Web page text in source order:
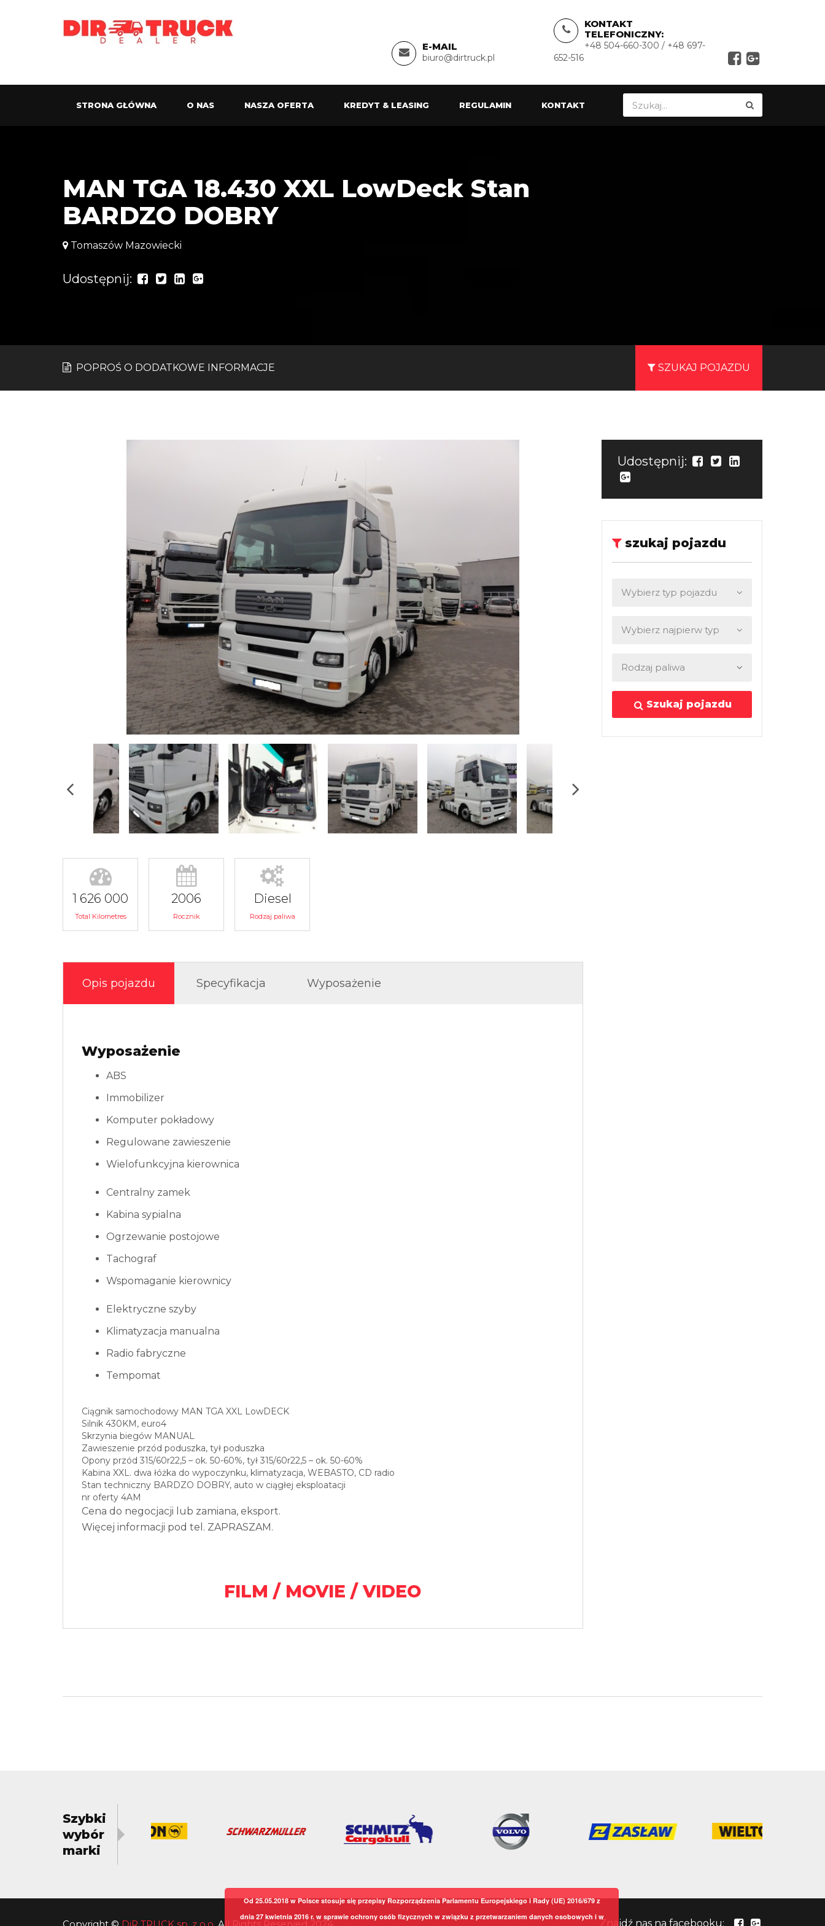
E-MAIL
biuro@dirtruck.pl
KONTAKT
TELEFONICZNY:
+48 504-660-300 / +48 697-
652-516
STRONA GŁÓWNA O NAS NASZA OFERTA KREDYT & LEASING REGULAMIN KONTAKT
MAN TGA 18.430 XXL LowDeck Stan
BARDZO DOBRY
Tomaszów Mazowiecki
Udostępnij:
SZUKAJ POJAZDU
POPROŚ O DODATKOWE INFORMACJE
1 626 000
Total Kilometres
2006
Rocznik
Diesel
Rodzaj paliwa
Opis pojazdu Specyfikacja Wyposażenie
Wyposażenie
ABS
Immobilizer
Komputer pokładowy
Regulowane zawieszenie
Wielofunkcyjna kierownica
Centralny zamek
Kabina sypialna
Ogrzewanie postojowe
Tachograf
Wspomaganie kierownicy
Elektryczne szyby
Klimatyzacja manualna
Radio fabryczne
Tempomat
Ciągnik samochodowy MAN TGA XXL LowDECK
Silnik 430KM, euro4
Skrzynia biegów MANUAL
Zawieszenie przód poduszka, tył poduszka
Opony przód 315/60r22,5 – ok. 50-60%, tył 315/60r22,5 – ok. 50-60%
Kabina XXL. dwa łóżka do wypoczynku, klimatyzacja, WEBASTO, CD radio
Stan techniczny BARDZO DOBRY, auto w ciągłej eksploatacji
nr oferty 4AM
Cena do negocjacji lub zamiana, eksport.
Więcej informacji pod tel. ZAPRASZAM.
FILM / MOVIE / VIDEO
Udostępnij:
szukaj pojazdu
Szukaj pojazdu
Szybki
wybór
marki
Znajdź nas na facebooku:
Od 25.05.2018 w Polsce stosuje się przepisy Rozporządzenia Parlamentu Europejskiego i Rady (UE) 2016/679 z
dnia 27 kwietnia 2016 r. w sprawie ochrony osób fizycznych w związku z przetwarzaniem danych osobowych i w